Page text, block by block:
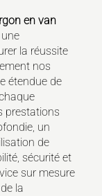
en van
la réussite
nos
étendue de
prestations
un
de
sécurité et
sur mesure
la